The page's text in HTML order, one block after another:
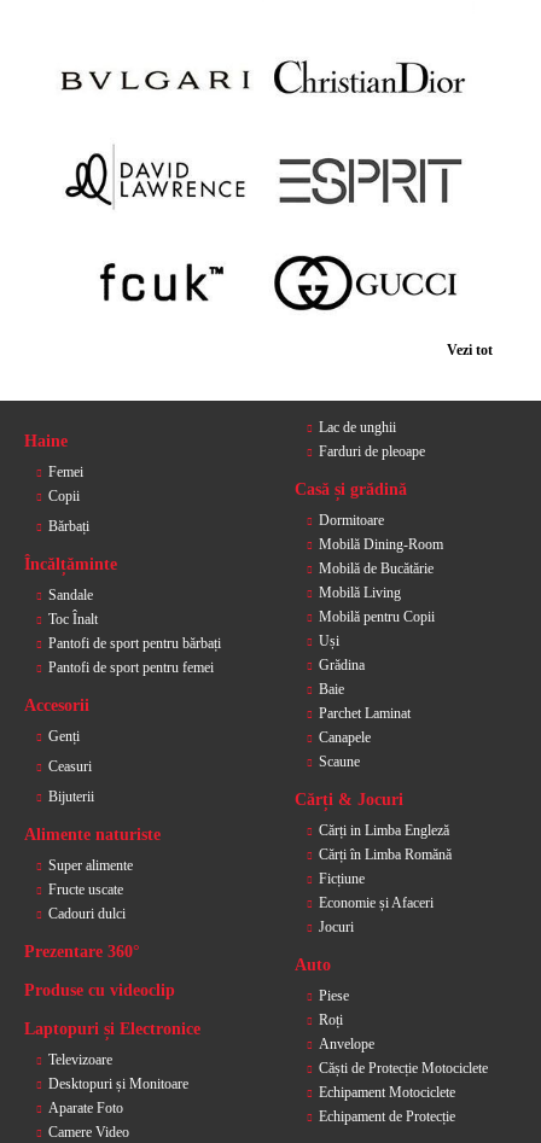
Vezi tot
Haine
Femei
Copii
Bărbați
Încălțăminte
Sandale
Toc Înalt
Pantofi de sport pentru bărbați
Pantofi de sport pentru femei
Accesorii
Genți
Ceasuri
Bijuterii
Alimente naturiste
Super alimente
Fructe uscate
Cadouri dulci
Prezentare 360°
Produse cu videoclip
Laptopuri și Electronice
Televizoare
Desktopuri și Monitoare
Aparate Foto
Camere Video
Lac de unghii
Farduri de pleoape
Casă și grădină
Dormitoare
Mobilă Dining-Room
Mobilă de Bucătărie
Mobilă Living
Mobilă pentru Copii
Uși
Grădina
Baie
Parchet Laminat
Canapele
Scaune
Cărți & Jocuri
Cărți in Limba Engleză
Cărți în Limba Romănă
Ficțiune
Economie și Afaceri
Jocuri
Auto
Piese
Roți
Anvelope
Căști de Protecție Motociclete
Echipament Motociclete
Echipament de Protecție